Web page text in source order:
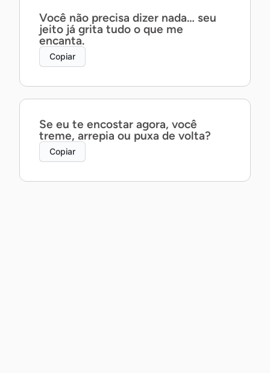
Você não precisa dizer nada… seu
jeito já grita tudo o que me
encanta.
Copiar
Se eu te encostar agora, você
treme, arrepia ou puxa de volta?
Copiar